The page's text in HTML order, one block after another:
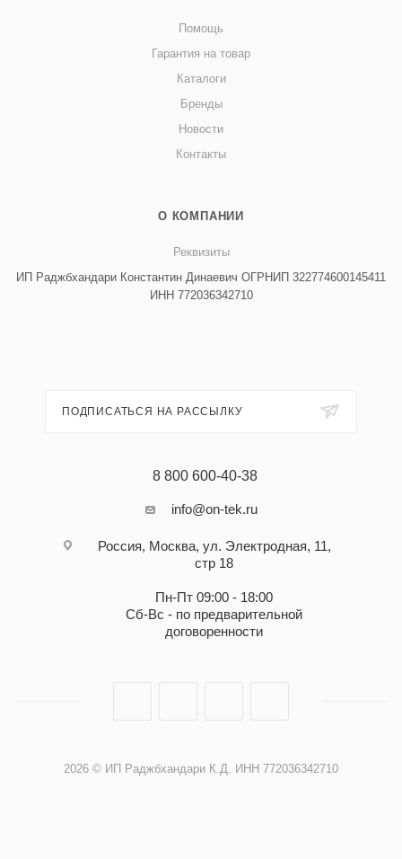
Помощь
Гарантия на товар
Каталоги
Бренды
Новости
Контакты
О КОМПАНИИ
Реквизиты
ИП Раджбхандари Константин Динаевич ОГРНИП 322774600145411
ИНН 772036342710
ПОДПИСАТЬСЯ НА РАССЫЛКУ
8 800 600-40-38
info@on-tek.ru
Россия, Москва, ул. Электродная, 11,
стр 18
Пн-Пт 09:00 - 18:00
Сб-Вс - по предварительной
договоренности
2026 © ИП Раджбхандари К.Д. ИНН 772036342710